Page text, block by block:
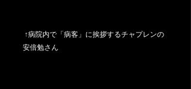
安倍勉さん